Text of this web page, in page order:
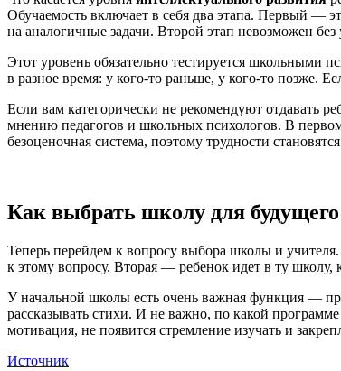
Обучаемость включает в себя два этапа. Первый —
на аналогичные задачи. Второй этап невозможен
Этот уровень обязательно тестируется школьными
в разное время: у кого-то раньше, у кого-то позже.
Если вам категорически не рекомендуют отдавать
мнению педагогов и школьных психологов. В первом
безоценочная система, поэтому трудности
Как выбрать школу для
Теперь перейдем к вопросу выбора школы и
к этому вопросу. Вторая — ребенок идет в ту
У начальной школы есть очень важная функция —
рассказывать стихи. И не важно, по какой
мотивация, не появится стремление изучать и
Источник